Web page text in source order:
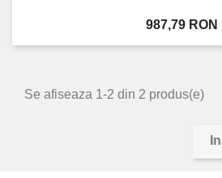
Pret
987,79 RON
Se afiseaza 1-2 din 2 produs(e)